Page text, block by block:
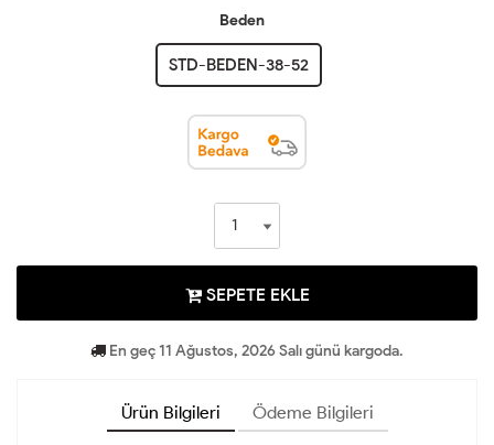
Beden
STD-BEDEN-38-52
SEPETE EKLE
En geç 11 Ağustos, 2026 Salı günü kargoda.
Ürün Bilgileri Ödeme Bilgileri